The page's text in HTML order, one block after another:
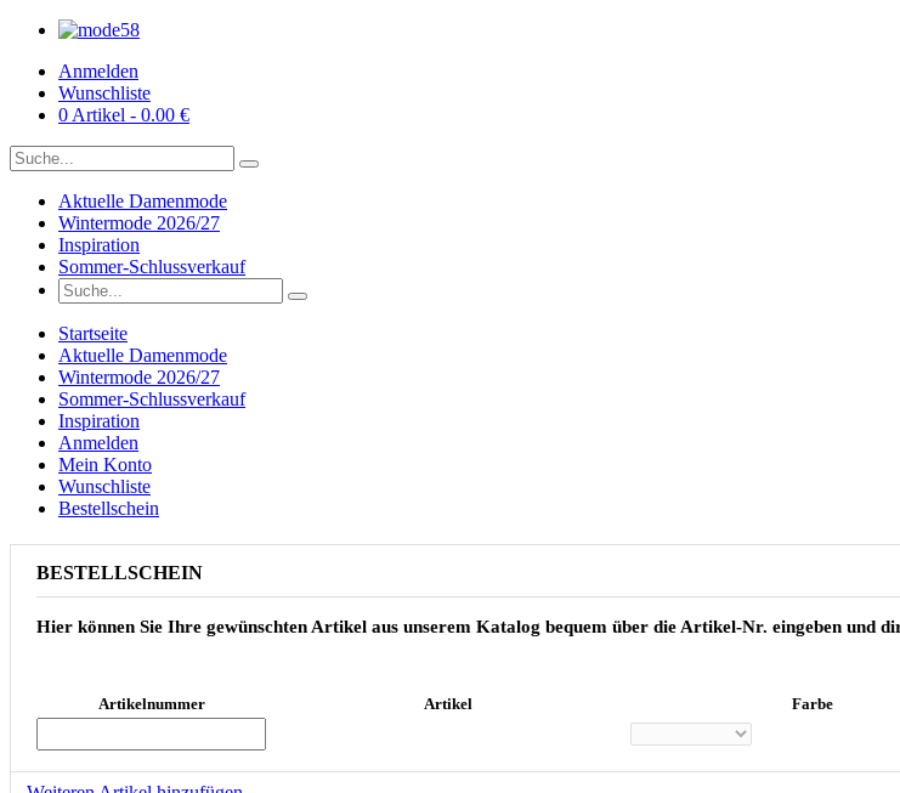
Anmelden
Wunschliste
0 Artikel - 0.00 €
Aktuelle Damenmode
Wintermode 2026/27
Inspiration
Sommer-Schlussverkauf
Startseite
Aktuelle Damenmode
Wintermode 2026/27
Sommer-Schlussverkauf
Inspiration
Anmelden
Mein Konto
Wunschliste
Bestellschein
BESTELLSCHEIN
Hier können Sie Ihre gewünschten Artikel aus unserem Katalog bequem über die Artikel-Nr. eingeben und
Artikelnummer Artikel Farbe